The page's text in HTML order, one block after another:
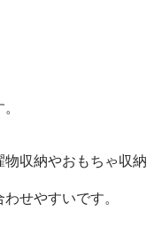
収納やおもちゃ収納
せやすいです。